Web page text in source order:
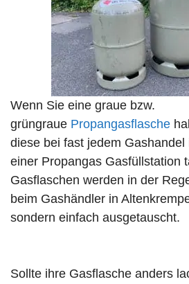
Wenn Sie eine graue bzw.
grüngraue Propangasflasche
diese bei fast jedem
einer Propangas Gasfüllstation
Gasflaschen werden in der
beim Gashändler in
sondern einfach ausgetauscht.
Sollte ihre Gasflasche anders